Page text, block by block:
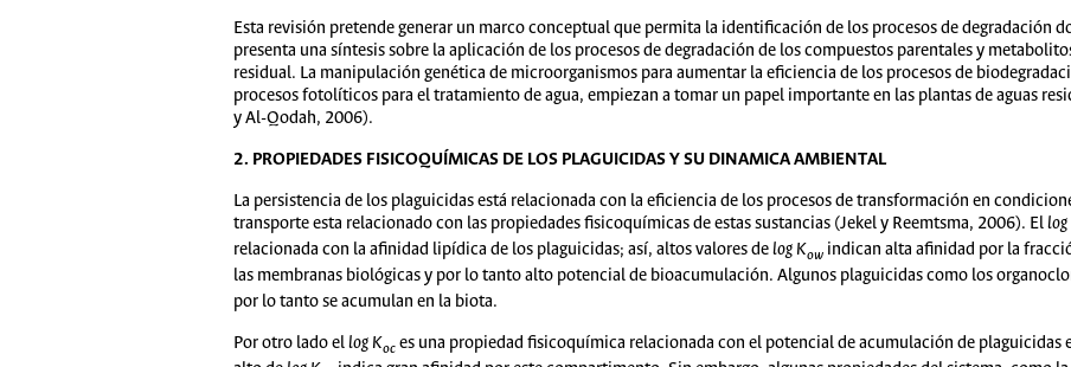
Esta revisión pretende generar un marco conceptual que permita la identificación de los procesos de degradación
presenta una síntesis sobre la aplicación de los procesos de degradación de los compuestos parentales y
residual. La manipulación genética de microorganismos para aumentar la eficiencia de los procesos de
procesos fotolíticos para el tratamiento de agua, empiezan a tomar un papel importante en las plantas de aguas
y Al-Qodah, 2006).
2. PROPIEDADES FISICOQUÍMICAS DE LOS PLAGUICIDAS Y SU DINAMICA AMBIENTAL
La persistencia de los plaguicidas está relacionada con la eficiencia de los procesos de transformación en
transporte esta relacionado con las propiedades fisicoquímicas de estas sustancias (Jekel y Reemtsma, 2006). Ellog
relacionada con la afinidad lipídica de los plaguicidas; así, altos valores delog Kow indican alta afinidad por la
las membranas biológicas y por lo tanto alto potencial de bioacumulación. Algunos plaguicidas como los
por lo tanto se acumulan en la biota.
Por otro lado ellog Koc es una propiedad fisicoquímica relacionada con el potencial de acumulación de plaguicidas